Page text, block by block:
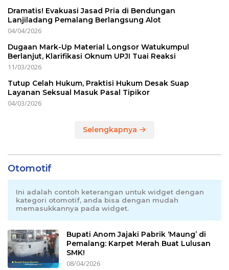
Dramatis! Evakuasi Jasad Pria di Bendungan
Lanjiladang Pemalang Berlangsung Alot
04/04/2026
Dugaan Mark-Up Material Longsor Watukumpul
Berlanjut, Klarifikasi Oknum UPJI Tuai Reaksi
11/03/2026
Tutup Celah Hukum, Praktisi Hukum Desak Suap
Layanan Seksual Masuk Pasal Tipikor
04/03/2026
Selengkapnya
Otomotif
Ini adalah contoh keterangan untuk widget dengan
kategori otomotif, anda bisa dengan mudah
memasukkannya pada widget.
Bupati Anom Jajaki Pabrik ‘Maung’ di
Pemalang: Karpet Merah Buat Lulusan
SMK!
08/04/2026